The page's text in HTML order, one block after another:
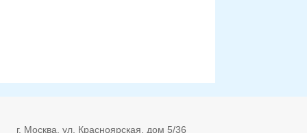
г. Москва, ул. Красноярская, дом 5/36